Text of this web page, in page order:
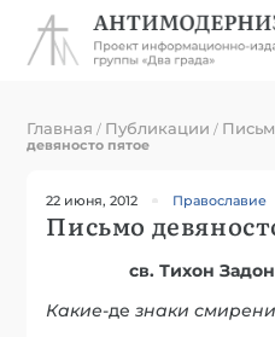
Главная / Публикации /
девяносто пятое
22 июня, 2012 Православие
Письмо
св. Тихон
Какие-де знаки